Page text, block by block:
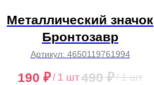
Металлический значок
Бронтозавр
Артикул: 4650119761994
190 ₽/ 1 шт490 ₽/1 шт